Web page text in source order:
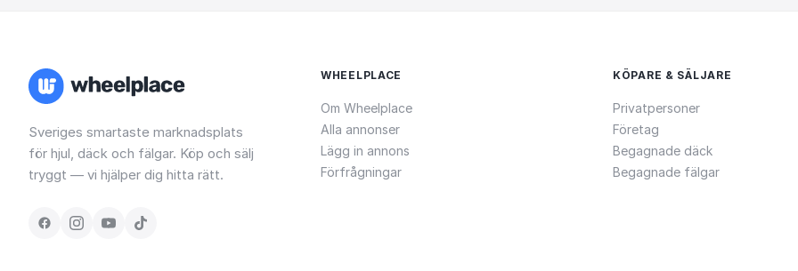
Sveriges smartaste marknadsplats
för hjul, däck och fälgar. Köp och sälj
tryggt — vi hjälper dig hitta rätt.
WHEELPLACE
Om Wheelplace
Alla annonser
Lägg in annons
Förfrågningar
KÖPARE & SÄLJARE
Privatpersoner
Företag
Begagnade däck
Begagnade fälgar